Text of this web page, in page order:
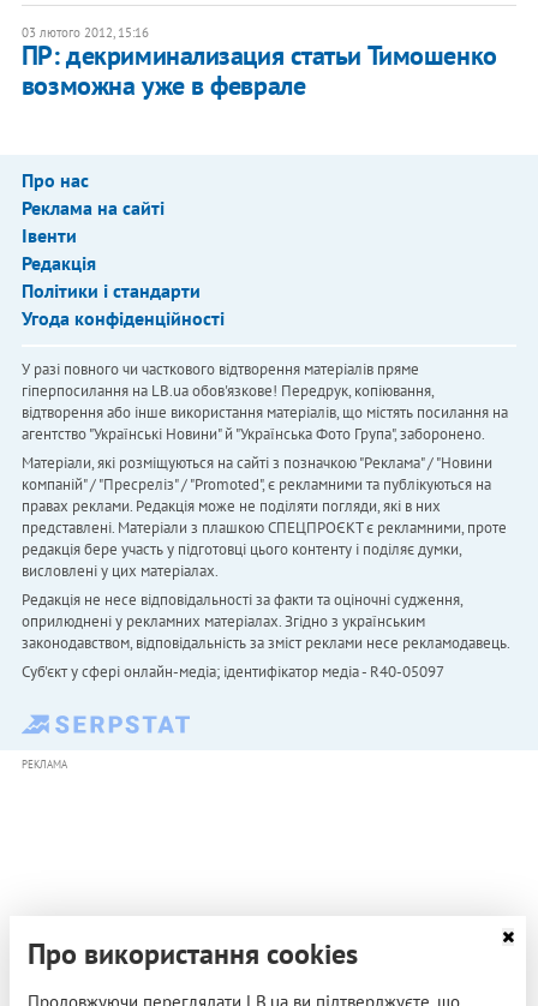
03 лютого 2012, 15:16
​ПР: декриминализация статьи Тимошенко
возможна уже в феврале
Про нас
Реклама на сайті
Івенти
Редакція
Політики і стандарти
Угода конфіденційності
У разі повного чи часткового відтворення матеріалів пряме
гіперпосилання на LB.ua обов'язкове! Передрук, копіювання,
відтворення або інше використання матеріалів, що містять посилання на
агентство "Українськi Новини" й "Українська Фото Група", заборонено.
Матеріали, які розміщуються на сайті з позначкою "Реклама" / "Новини
компаній" / "Пресреліз" / "Promoted", є рекламними та публікуються на
правах реклами. Редакція може не поділяти погляди, які в них
представлені. Матеріали з плашкою СПЕЦПРОЄКТ є рекламними, проте
редакція бере участь у підготовці цього контенту і поділяє думки,
висловлені у цих матеріалах.
Редакція не несе відповідальності за факти та оціночні судження,
оприлюднені у рекламних матеріалах. Згідно з українським
законодавством, відповідальність за зміст реклами несе рекламодавець.
Cуб'єкт у сфері онлайн-медіа; ідентифікатор медіа - R40-05097
РЕКЛАМА
Про використання cookies